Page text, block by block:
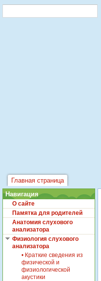
Главная страница
Навигация
О сайте
Памятка для родителей
Анатомия слухового
анализатора
Физиология слухового
анализатора
• Краткие сведения из
физической и
физиологической
акустики